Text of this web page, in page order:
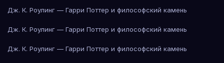
Дж. К. Роулинг — Гарри Поттер и философский камень
Дж. К. Роулинг — Гарри Поттер и философский камень
Дж. К. Роулинг — Гарри Поттер и философский камень